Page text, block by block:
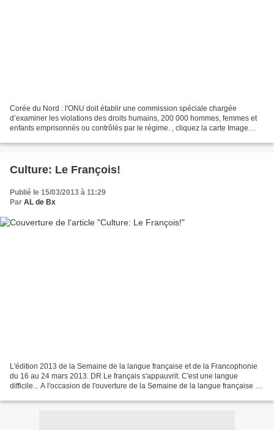
Corée du Nord : l'ONU doit établir une commission spéciale chargée
d’examiner les violations des droits humains, 200 000 hommes, femmes et
enfants emprisonnés ou contrôlés par le régime. , cliquez la carte Image
Culture: Le François!
Publié le 15/03/2013 à 11:29
Par AL de Bx
L'édition 2013 de la Semaine de la langue française et de la Francophonie
du 16 au 24 mars 2013. DR Le français s'appauvrit. C'est une langue
difficile... A l'occasion de l'ouverture de la Semaine de la langue française et